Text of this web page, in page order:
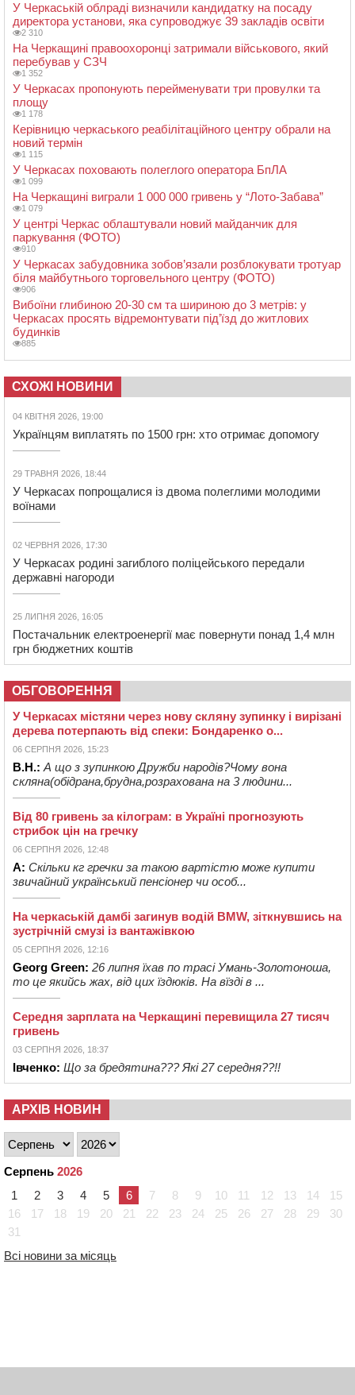
У Черкаській облраді визначили кандидатку на посаду
директора установи, яка супроводжує 39 закладів освіти
2 310
На Черкащині правоохоронці затримали військового, який
перебував у СЗЧ
1 352
У Черкасах пропонують перейменувати три провулки та
площу
1 178
Керівницю черкаського реабілітаційного центру обрали на
новий термін
1 115
У Черкасах поховають полеглого оператора БпЛА
1 099
На Черкащині виграли 1 000 000 гривень у “Лото-Забава”
1 079
У центрі Черкас облаштували новий майданчик для
паркування (ФОТО)
910
У Черкасах забудовника зобов’язали розблокувати тротуар
біля майбутнього торговельного центру (ФОТО)
906
Вибоїни глибиною 20-30 см та шириною до 3 метрів: у
Черкасах просять відремонтувати під’їзд до житлових
будинків
885
СХОЖІ НОВИНИ
04 КВІТНЯ 2026, 19:00
Українцям виплатять по 1500 грн: хто отримає допомогу
29 ТРАВНЯ 2026, 18:44
У Черкасах попрощалися із двома полеглими молодими
воїнами
02 ЧЕРВНЯ 2026, 17:30
У Черкасах родині загиблого поліцейського передали
державні нагороди
25 ЛИПНЯ 2026, 16:05
Постачальник електроенергії має повернути понад 1,4 млн
грн бюджетних коштів
ОБГОВОРЕННЯ
У Черкасах містяни через нову скляну зупинку і вирізані
дерева потерпають від спеки: Бондаренко о...
06 СЕРПНЯ 2026, 15:23
В.Н.: А що з зупинкою Дружби народів?Чому вона
скляна(обідрана,брудна,розрахована на 3 людини...
Від 80 гривень за кілограм: в Україні прогнозують
стрибок цін на гречку
06 СЕРПНЯ 2026, 12:48
А: Скільки кг гречки за такою вартістю може купити
звичайний український пенсіонер чи особ...
На черкаській дамбі загинув водій BMW, зіткнувшись на
зустрічній смузі із вантажівкою
05 СЕРПНЯ 2026, 12:16
Georg Green: 26 липня їхав по трасі Умань-Золотоноша,
то це якийсь жах, від цих їздюків. На вїзді в ...
Середня зарплата на Черкащині перевищила 27 тисяч
гривень
03 СЕРПНЯ 2026, 18:37
Івченко: Що за бредятина??? Які 27 середня??!!
АРХІВ НОВИН
Серпень 2026
1
2 3 4 5 6 7 8 9 10 11 12 13 14
15
16
17 18 19 20 21 22 23 24 25 26 27 28 29
30
31
Всі новини за місяць